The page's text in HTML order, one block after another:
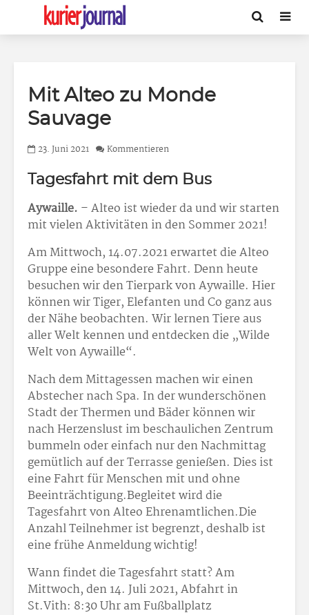
Mit Alteo zu Monde
Sauvage
23. Juni 2021 Kommentieren
Tagesfahrt mit dem Bus
Aywaille. – Alteo ist wieder da und wir starten
mit vielen Aktivitäten in den Sommer 2021!
Am Mittwoch, 14.07.2021 erwartet die Alteo
Gruppe eine besondere Fahrt. Denn heute
besuchen wir den Tierpark von Aywaille. Hier
können wir Tiger, Elefanten und Co ganz aus
der Nähe beobachten. Wir lernen Tiere aus
aller Welt kennen und entdecken die „Wilde
Welt von Aywaille“.
Nach dem Mittagessen machen wir einen
Abstecher nach Spa. In der wunderschönen
Stadt der Thermen und Bäder können wir
nach Herzenslust im beschaulichen Zentrum
bummeln oder einfach nur den Nachmittag
gemütlich auf der Terrasse genießen. Dies ist
eine Fahrt für Menschen mit und ohne
Beeinträchtigung.Begleitet wird die
Tagesfahrt von Alteo Ehrenamtlichen.Die
Anzahl Teilnehmer ist begrenzt, deshalb ist
eine frühe Anmeldung wichtig!
Wann findet die Tagesfahrt statt? Am
Mittwoch, den 14. Juli 2021, Abfahrt in
St.Vith: 8:30 Uhr am Fußballplatz